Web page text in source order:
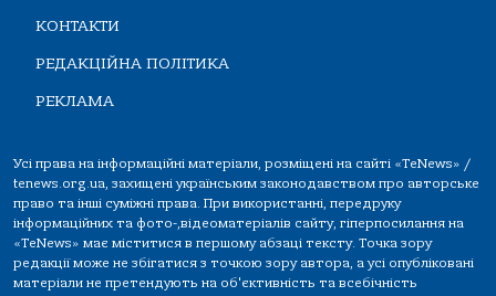
КОНТАКТИ
РЕДАКЦІЙНА ПОЛІТИКА
РЕКЛАМА
Усі права на інформаційні матеріали, розміщені на сайті «TeNews» /
tenews.org.ua, захищені українським законодавством про авторське
право та інші суміжні права. При використанні, передруку
інформаційних та фото-,відеоматеріалів сайту, гіперпосилання на
«TeNews» має міститися в першому абзаці тексту. Точка зору
редакції може не збігатися з точкою зору автора, а усі опубліковані
матеріали не претендують на об'єктивність та всебічність